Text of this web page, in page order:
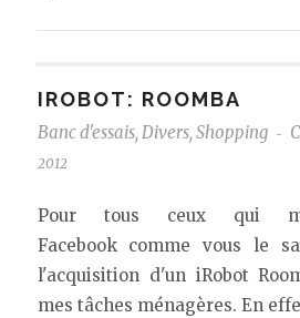
IROBOT: ROOMBA
Banc d'essais, Divers, Shopping -
2012
Pour tous ceux qui
Facebook comme vous le
l'acquisition d'un iRobot
mes tâches ménagères. En